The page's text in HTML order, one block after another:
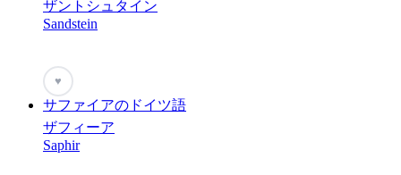
ザントシュタイン
Sandstein
♥
サファイアのドイツ語
ザフィーア
Saphir